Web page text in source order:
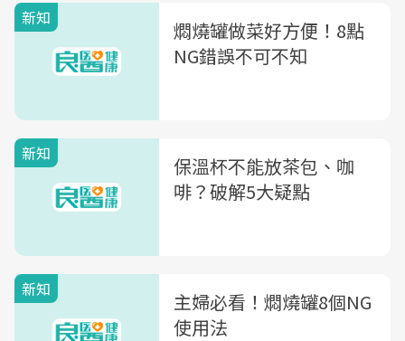
新知
燜燒罐做菜好方便！8點
NG錯誤不可不知
新知
保溫杯不能放茶包、咖
啡？破解5大疑點
新知
主婦必看！燜燒罐8個NG
使用法